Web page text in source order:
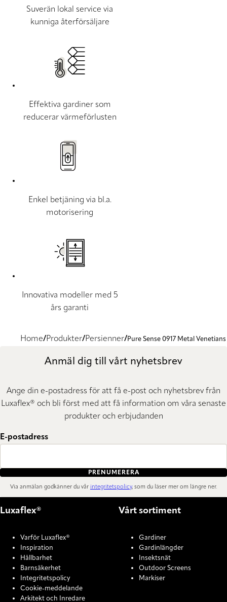
Suverän lokal service via
kunniga återförsäljare
Effektiva gardiner som
reducerar värmeförlusten
Enkel betjäning via bl.a.
motorisering
Innovativa modeller med 5
års garanti
Home Produkter Persienner Pure Sense 0917 Metal Venetians
Anmäl dig till vårt nyhetsbrev
Ange din e-postadress för att få e-post och nyhetsbrev från
Luxaflex® och bli först med att få information om våra senaste
produkter och erbjudanden
E-postadress
PRENUMERERA
Via anmälan godkänner du vår integritetspolicy, som du läser mer om längre ner.
Luxaflex®
Varför Luxaflex®
Inspiration
Hållbarhet
Barnsäkerhet
Integritetspolicy
Cookie-meddelande
Arkitekt och Inredare
Vårt sortiment
Gardiner
Gardinlängder
Insektsnät
Outdoor Screens
Markiser